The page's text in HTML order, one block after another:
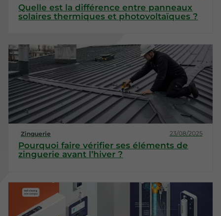
Quelle est la différence entre panneaux
solaires thermiques et photovoltaïques ?
Zinguerie 23/08/2025
Pourquoi faire vérifier ses éléments de
zinguerie avant l’hiver ?